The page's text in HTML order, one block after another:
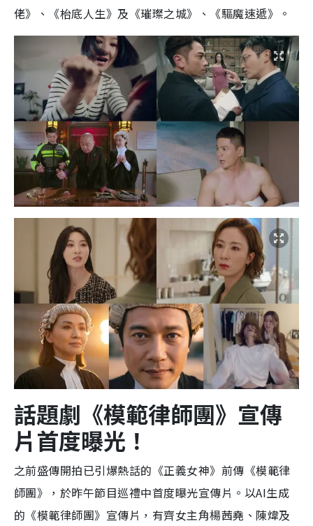
佬》、《枱底人生》及《璀璨之城》、《驅魔速遞》。
話題劇《模範律師團》宣傳
片首度曝光！
之前盛傳開拍已引爆熱話的《正義女神》前傳《模範律
師團》，於昨午節目巡禮中首度曝光宣傳片。以AI生成
的《模範律師團》宣傳片，有齊女主角楊茜堯、陳煒及